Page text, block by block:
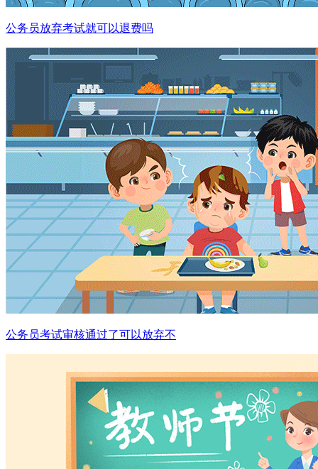
公务员放弃考试就可以退费吗
公务员考试审核通过了可以放弃不